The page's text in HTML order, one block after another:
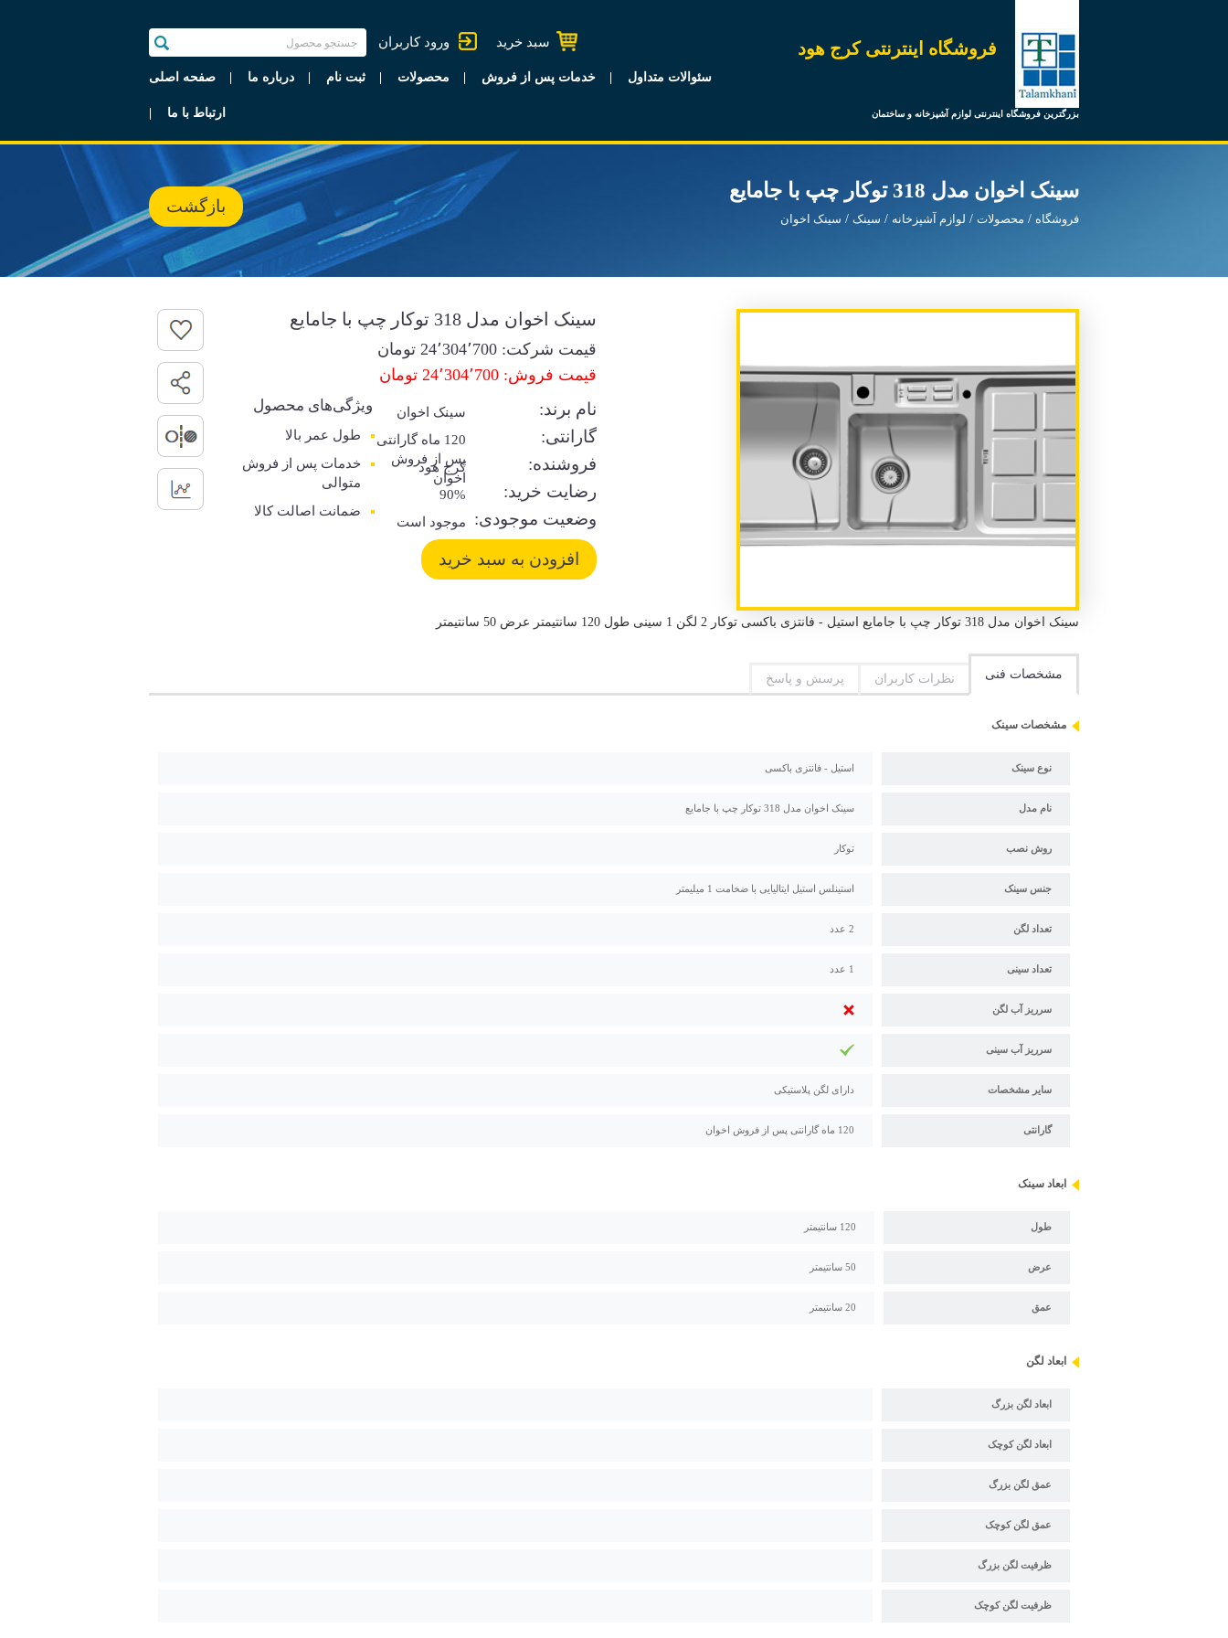
فروشگاه اینترنتی کرج هود
بزرگترین فروشگاه اینترنتی لوازم آشپزخانه و ساختمان
ورود کاربران سبد خرید
صفحه اصلی درباره ما ثبت نام محصولات خدمات پس از فروش سئوالات متداول
ارتباط با ما
سینک اخوان مدل 318 توکار چپ با جامایع
فروشگاه محصولات لوازم آشپزخانه سینک سینک اخوان
بازگشت
سینک اخوان مدل 318 توکار چپ با جامایع
قیمت شرکت: 24٬304٬700 تومان
قیمت فروش: 24٬304٬700 تومان
نام برند: سینک اخوان
گارانتی:
120 ماه گارانتی
پس از فروش
اخوان
فروشنده: کرج هود
رضایت خرید: 90%
وضعیت موجودی: موجود است
ویژگی‌های محصول
طول عمر بالا
خدمات پس از فروش
متوالی
ضمانت اصالت کالا
سینک اخوان مدل 318 توکار چپ با جامایع استیل - فانتزی باکسی توکار 2 لگن 1 سینی طول 120 سانتیمتر عرض 50 سانتیمتر
مشخصات فنی نظرات کاربران پرسش و پاسخ
مشخصات سینک
نوع سینک استیل - فانتزی باکسی
نام مدل سینک اخوان مدل 318 توکار چپ با جامایع
روش نصب توکار
جنس سینک استینلس استیل ایتالیایی با ضخامت 1 میلیمتر
تعداد لگن 2 عدد
تعداد سینی 1 عدد
سرریز آب لگن
سرریز آب سینی
سایر مشخصات دارای لگن پلاستیکی
گارانتی 120 ماه گارانتی پس از فروش اخوان
ابعاد سینک
طول 120 سانتیمتر
عرض 50 سانتیمتر
عمق 20 سانتیمتر
ابعاد لگن
ابعاد لگن بزرگ
ابعاد لگن کوچک
عمق لگن بزرگ
عمق لگن کوچک
ظرفیت لگن بزرگ
ظرفیت لگن کوچک